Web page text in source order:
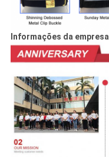
Informações da empresa